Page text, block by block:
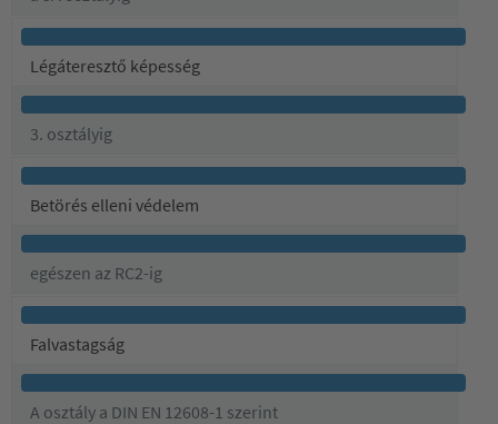
Légáteresztő képesség
3. osztályig
Betörés elleni védelem
egészen az RC2-ig
Falvastagság
A osztály a DIN EN 12608-1 szerint